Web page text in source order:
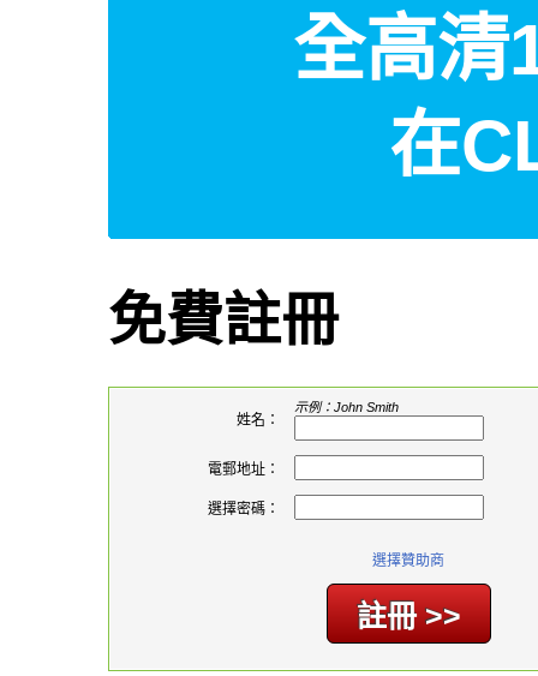
全高清
在
免費註冊
姓名：
示例：John Smith
電郵地址：
選擇密碼：
選擇贊助商